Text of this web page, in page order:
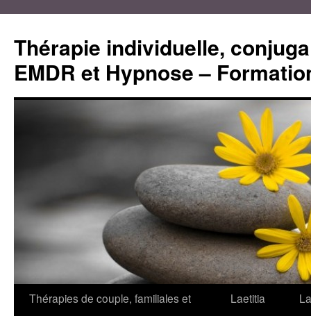
contenu
Thérapie individuelle,
EMDR et Hypnose –
Thérapies de couple, familiales et
Laetitia